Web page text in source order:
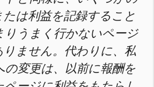
は利益を記録すること
りうまく行かないページ
ません。代わりに、私
変更は、以前に報酬を